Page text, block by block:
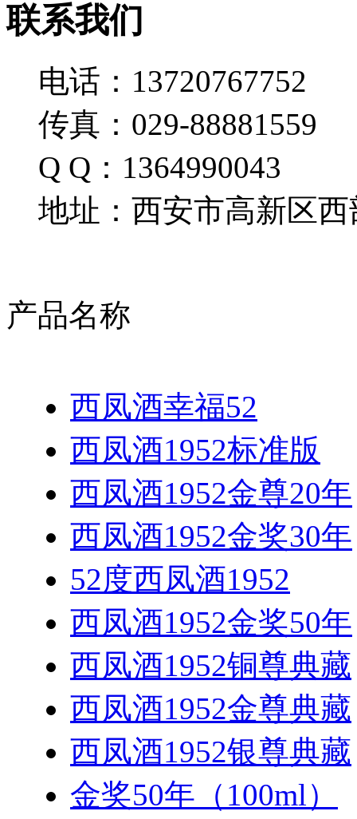
联系我们
电话：13720767752
传真：029-88881559
Q Q：1364990043
地址：西安市高新区西
产品名称
西凤酒幸福52
西凤酒1952标准版
西凤酒1952金尊20年
西凤酒1952金奖30年
52度西凤酒1952
西凤酒1952金奖50年
西凤酒1952铜尊典藏
西凤酒1952金尊典藏
西凤酒1952银尊典藏
金奖50年（100ml）